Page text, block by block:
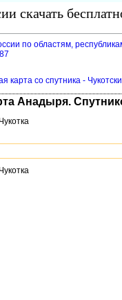
скачать
по областям,
карта со спутника -
Анадыря.